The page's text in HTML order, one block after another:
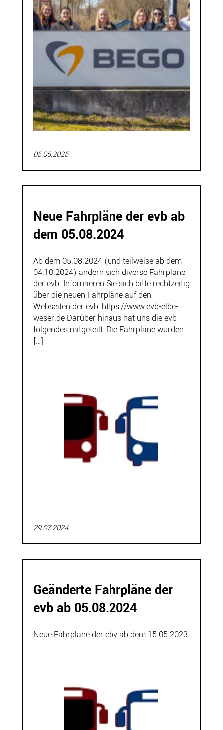
05.05.2025
Neue Fahrpläne der evb ab
dem 05.08.2024
Ab dem 05.08.2024 (und teilweise ab dem
04.10.2024) ändern sich diverse Fahrpläne
der evb. Informieren Sie sich bitte rechtzeitig
über die neuen Fahrpläne auf den
Webseiten der evb: https://www.evb-elbe-
weser.de Darüber hinaus hat uns die evb
folgendes mitgeteilt: Die Fahrpläne wurden
[…]
29.07.2024
Geänderte Fahrpläne der
evb ab 05.08.2024
Neue Fahrpläne der ebv ab dem 15.05.2023